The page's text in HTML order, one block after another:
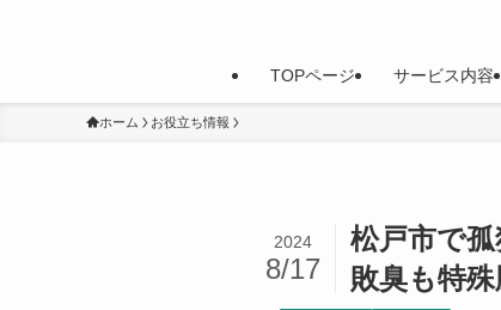
TOPページ サービス内容
ホーム お役立ち情報
松戸市で
敗臭も特殊
2024
8/17